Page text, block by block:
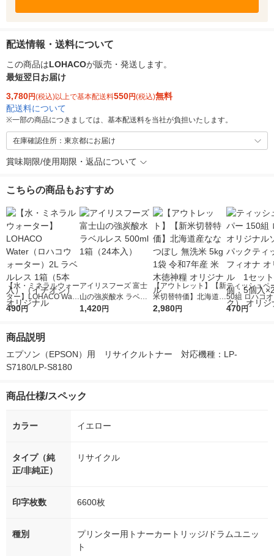
配送情報・送料について
この商品はLOHACOが販売・発送します。
最短翌日お届け
3,780円(税込)以上で基本配送料550円(税込)無料
配送料について
※一部の商品につきましては、基本配送料を当社が負担いたします。
在庫確認住所：東京都にお届け
賞味期限/使用期限・返品について
こちらの商品もおすすめ
【水・ミネラルウォー
ター】LOHACO Wate
r（ロハコウォータ
シ） オリジナル
490円
アイリスフーズ 富士
山の強炭酸水 ラベル
レス 500ml 1箱（24
1,420円
【アウトレット】【新
米切替特価】北海道産
ななつぼし 無洗米 5k
2,980円
ティッシュペ
50組 ロハコ
ルソフトパッ
オリジナル
470円
商品説明
エプソン（EPSON）用　リサイクルトナー　対応機種：LP-
S7180/LP-S8180
商品仕様/スペック
カラー イエロー
タイプ（純
正/非純正）
リサイクル
印字枚数 6600枚
種別
プリンター用トナーカートリッジ/ドラムユニッ
ト